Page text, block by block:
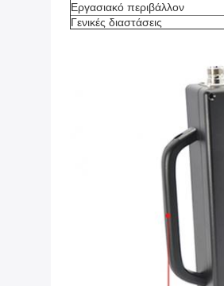
Εργασιακό περιβάλλον
Γενικές διαστάσεις